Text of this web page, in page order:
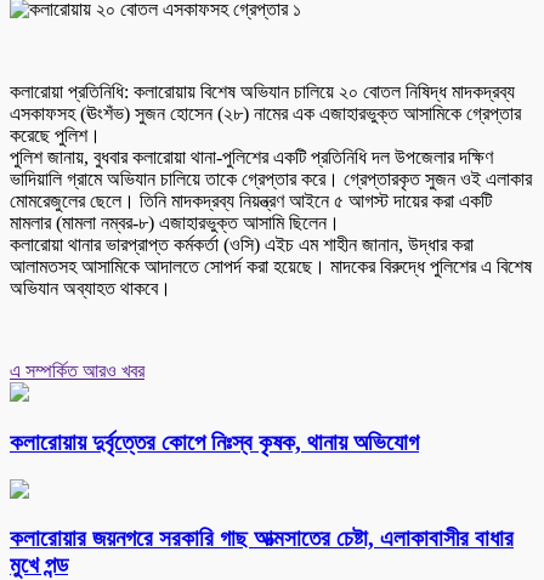
কলারোয়া প্রতিনিধি: কলারোয়ায় বিশেষ অভিযান চালিয়ে ২০ বোতল নিষিদ্ধ মাদকদ্রব্য
এসকাফসহ (ঊংশঁভ) সুজন হোসেন (২৮) নামের এক এজাহারভুক্ত আসামিকে গ্রেপ্তার
করেছে পুলিশ।
পুলিশ জানায়, বুধবার কলারোয়া থানা-পুলিশের একটি প্রতিনিধি দল উপজেলার দক্ষিণ
ভাদিয়ালি গ্রামে অভিযান চালিয়ে তাকে গ্রেপ্তার করে। গ্রেপ্তারকৃত সুজন ওই এলাকার
মোমরেজুলের ছেলে। তিনি মাদকদ্রব্য নিয়ন্ত্রণ আইনে ৫ আগস্ট দায়ের করা একটি
মামলার (মামলা নম্বর-৮) এজাহারভুক্ত আসামি ছিলেন।
কলারোয়া থানার ভারপ্রাপ্ত কর্মকর্তা (ওসি) এইচ এম শাহীন জানান, উদ্ধার করা
আলামতসহ আসামিকে আদালতে সোপর্দ করা হয়েছে। মাদকের বিরুদ্ধে পুলিশের এ বিশেষ
অভিযান অব্যাহত থাকবে।
এ সম্পর্কিত আরও খবর
কলারোয়ায় দুর্বৃত্তের কোপে নিঃস্ব কৃষক, থানায় অভিযোগ
কলারোয়ার জয়নগরে সরকারি গাছ আত্মসাতের চেষ্টা, এলাকাবাসীর বাধার
মুখে পন্ড